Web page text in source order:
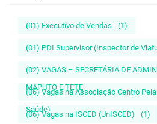
(01) Executivo de Vendas (1)
(01) PDI Supervisor (Inspector de
(02) VAGAS – SECRETÁRIA DE
MAPUTO E TETE
(06) Vagas na Associação Centro
Saúde)
(06) Vagas na ISCED (UnISCED) (1)